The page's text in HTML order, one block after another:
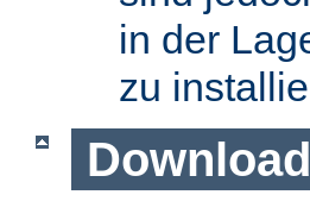
in der
zu
Download